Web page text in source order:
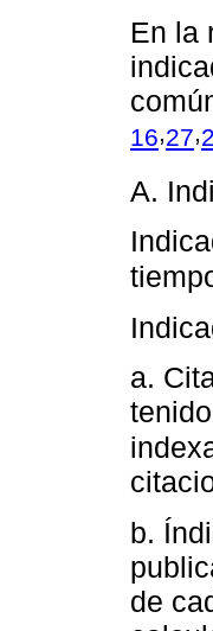
En la
16 27
A.
a.
b.
de